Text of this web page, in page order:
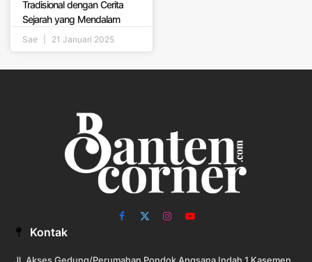
Tradisional dengan Cerita
Sejarah yang Mendalam
Sae 21 Januari 2025
Facebook
X
InstagramYouTube
Kontak